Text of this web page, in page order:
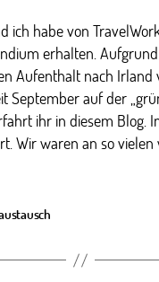
ich habe von
erhalten.
Aufenthalt nach Irland
September auf der
ihr in diesem Blog.
Wir waren an so